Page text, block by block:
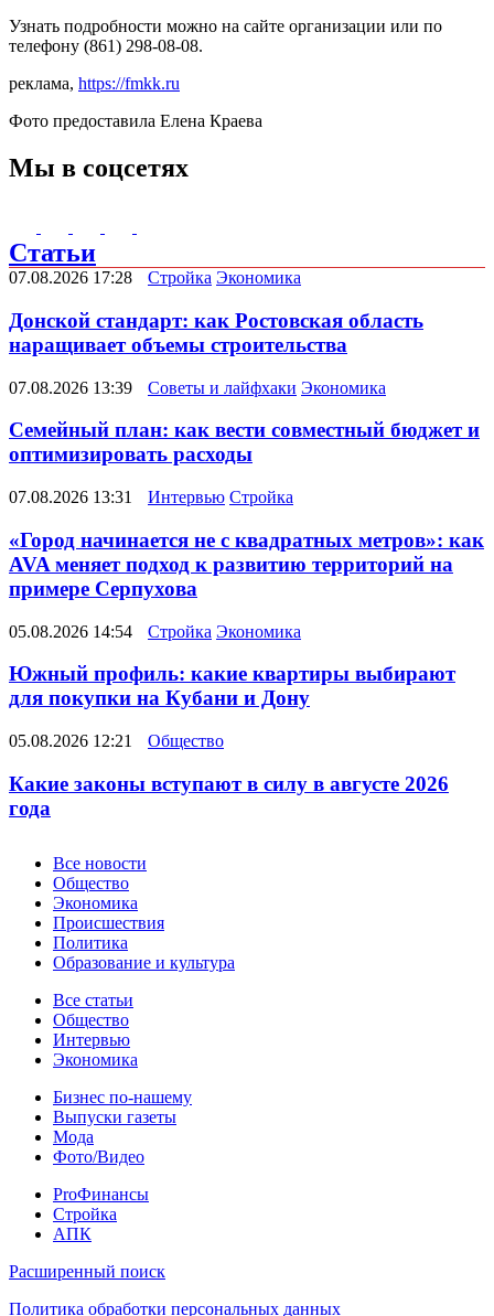
Узнать подробности можно на сайте организации или по
телефону (861) 298-08-08.
реклама, https://fmkk.ru
Фото предоставила Елена Краева
Мы в соцсетях
Статьи
07.08.2026 17:28 Стройка Экономика
Донской стандарт: как Ростовская область
наращивает объемы строительства
07.08.2026 13:39 Советы и лайфхаки Экономика
Семейный план: как вести совместный бюджет и
оптимизировать расходы
07.08.2026 13:31 Интервью Стройка
«Город начинается не с квадратных метров»: как
AVA меняет подход к развитию территорий на
примере Серпухова
05.08.2026 14:54 Стройка Экономика
Южный профиль: какие квартиры выбирают
для покупки на Кубани и Дону
05.08.2026 12:21 Общество
Какие законы вступают в силу в августе 2026
года
Новости
Все новости
Общество
Экономика
Происшествия
Политика
Образование и культура
Статьи
Все статьи
Общество
Интервью
Экономика
Разное
Бизнес по-нашему
Выпуски газеты
Мода
Фото/Видео
Pro
ProФинансы
Стройка
АПК
Информация
Расширенный поиск
Политика обработки персональных данных